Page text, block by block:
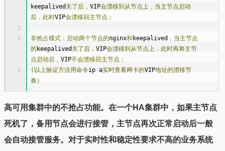
keepalived 关了后， VIP会漂移到从节点上，当主节点启动
后，此时VIP会漂移回主节点；
非抢占模式：启动两个节点的nginx和 keepalived ，当主节点
的 keepalived 关了后， VIP会漂移到从节点上，此时再将主节
点启动后， VIP不会漂移回主节点；
(以上验证方法用命令ip a实时查看网卡的VIP地址的漂移节
奏）
高可用集群中的不抢占功能。在一个HA集群中，如果主节点
死机了，备用节点会进行接管，主节点再次正常启动后一般
会自动接管服务。对于实时性和稳定性要求不高的业务系统